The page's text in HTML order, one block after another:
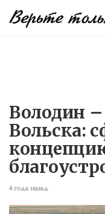
Володин
Вольска:
4 года назад